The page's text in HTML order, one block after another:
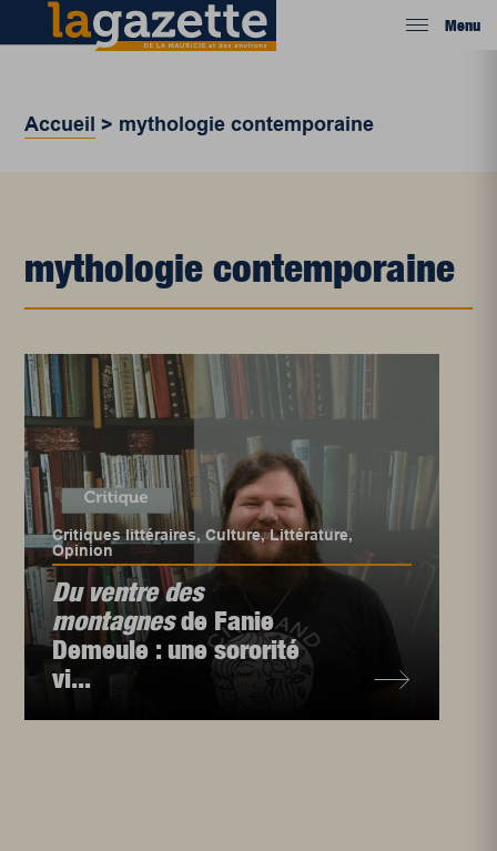
Menu
Accueil > mythologie contemporaine
mythologie contemporaine
Critiques littéraires,Culture,Littérature,
Opinion
Du ventre des
montagnesde Fanie
Demeule : une sororité
vi...